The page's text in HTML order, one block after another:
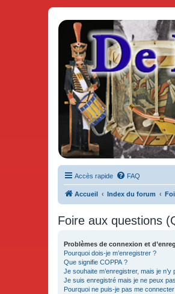
De Musicae
Forums de discussions
Accès rapide FAQ
Accueil Index du forum
Foire aux questions
Problèmes de connexion et
Pourquoi dois-je m’enregistrer ?
Que signifie COPPA ?
Je souhaite m’enregistrer, mais je n’y
Je suis enregistré mais je ne peux
Pourquoi ne puis-je pas me